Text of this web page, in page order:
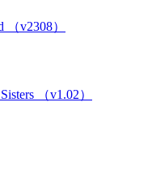
v2308）